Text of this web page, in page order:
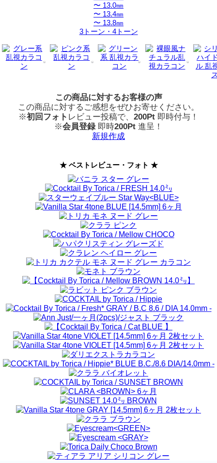
〜 13.0㎜
〜 13.4㎜
〜 13.8㎜
3トーン・4トーン
この商品に対するお客様の声
この商品に対するご感想をぜひお寄せください。
※初回フォト レビュー投稿で、 200Pt 即時付与！
※会員登録即時200Pt 進呈！
新規作成
★ ベストレビュー・フォト ★